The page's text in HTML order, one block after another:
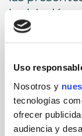
Uso
Nosotros y
tecnologías
ofrecer
audiencia y
legislación
Juzgados y
Alicante.